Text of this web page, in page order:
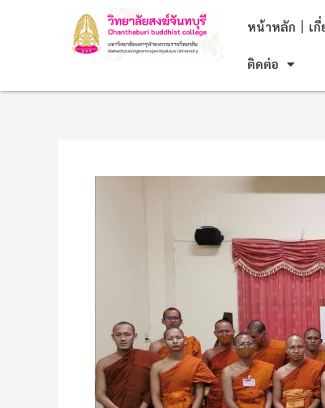
หน้าหลัก เ
ติดต่อ
navigation